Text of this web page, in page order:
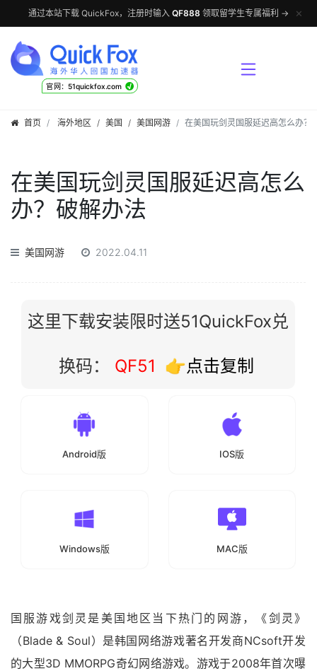
通过本站下载 QuickFox，注册时输入 QF888 领取留学生专属福利 → ✕
官网：51quickfox.com √
首页 海外地区 / 美国 / 美国网游 在美国玩剑灵国服延迟高怎么办？
在美国玩剑灵国服延迟高怎么
办？破解办法
美国网游 2022.04.11
这里下载安装限时送51QuickFox兑
换码： QF51 👉点击复制
Android版 IOS版
Windows版 MAC版
国服游戏剑灵是美国地区当下热门的网游，《剑灵》
（Blade & Soul）是韩国网络游戏著名开发商NCsoft开发
的大型3D MMORPG奇幻网络游戏。游戏于2008年首次曝